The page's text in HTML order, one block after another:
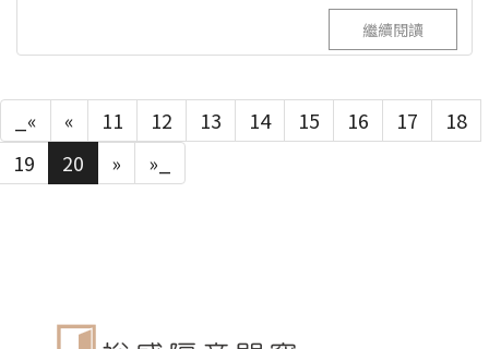
繼續閱讀
_« « 11 12 13 14 15 16 17
18
19
20 » »_